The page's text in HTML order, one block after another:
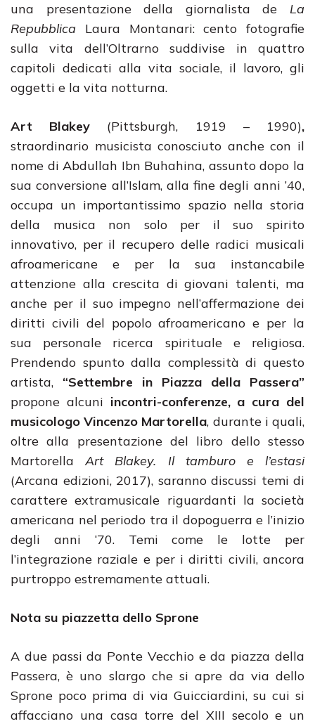
una presentazione della giornalista de La
Repubblica Laura Montanari: cento fotografie
sulla vita dell’Oltrarno suddivise in quattro
capitoli dedicati alla vita sociale, il lavoro, gli
oggetti e la vita notturna.
Art Blakey (Pittsburgh, 1919 – 1990),
straordinario musicista conosciuto anche con il
nome di Abdullah Ibn Buhahina, assunto dopo la
sua conversione all’Islam, alla fine degli anni ’40,
occupa un importantissimo spazio nella storia
della musica non solo per il suo spirito
innovativo, per il recupero delle radici musicali
afroamericane e per la sua instancabile
attenzione alla crescita di giovani talenti, ma
anche per il suo impegno nell’affermazione dei
diritti civili del popolo afroamericano e per la
sua personale ricerca spirituale e religiosa.
Prendendo spunto dalla complessità di questo
artista, “Settembre in Piazza della Passera”
propone alcuni incontri-conferenze, a cura del
musicologo Vincenzo Martorella, durante i quali,
oltre alla presentazione del libro dello stesso
MartorellaArt Blakey. Il tamburo e l’estasi
(Arcana edizioni, 2017), saranno discussi temi di
carattere extramusicale riguardanti la società
americana nel periodo tra il dopoguerra e l’inizio
degli anni ‘70. Temi come le lotte per
l’integrazione raziale e per i diritti civili, ancora
purtroppo estremamente attuali.
Nota su piazzetta dello Sprone
A due passi da Ponte Vecchio e da piazza della
Passera, è uno slargo che si apre da via dello
Sprone poco prima di via Guicciardini, su cui si
affacciano una casa torre del XIII secolo e un